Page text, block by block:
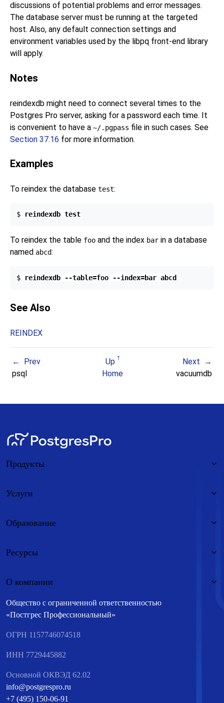
discussions of potential problems and error messages.
The database server must be running at the targeted
host. Also, any default connection settings and
environment variables used by the libpq front-end library
will apply.
Notes
reindexdb might need to connect several times to the
Postgres Pro server, asking for a password each time. It
is convenient to have a ~/.pgpass file in such cases. See
Section 37.16 for more information.
Examples
To reindex the database test:
$ reindexdb test
To reindex the table foo and the index bar in a database
named abcd:
$ reindexdb --table=foo --index=bar abcd
See Also
REINDEX
Prev Up
Next
psql
Home vacuumdb
Общество с ограниченной ответственностью
«Постгрес Профессиональный»
ОГРН 1157746074518
ИНН 7729445882
Основной ОКВЭД 62.02
info@postgrespro.ru
+7 (495) 150-06-91
Продукты
Услуги
Образование
Ресурсы
О компании